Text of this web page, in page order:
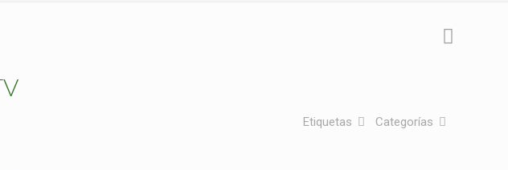
Categorías
Etiquetas